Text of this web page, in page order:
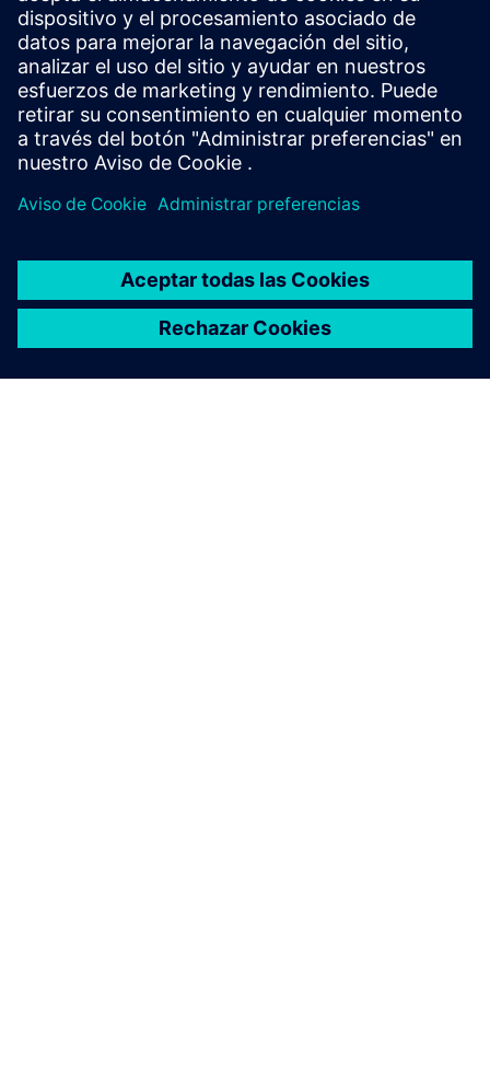
Caso práctico Schubert Additive Solutions # Siemens
Sitio web de PARTBOX
Requisitos previos